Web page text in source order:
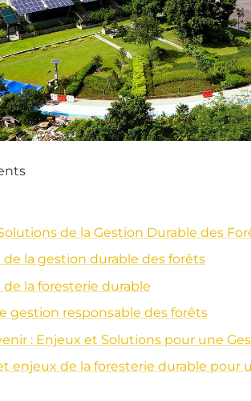
de la Gestion Durable des
de la gestion durable des forêts
de la foresterie durable
gestion responsable des forêts
: Enjeux et Solutions pour une
enjeux de la foresterie durable pour